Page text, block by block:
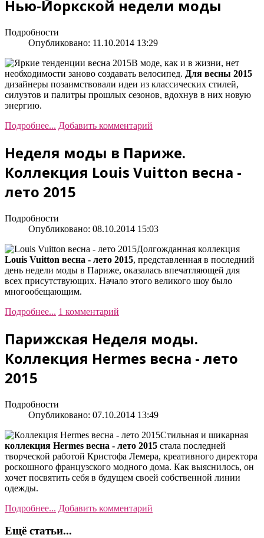
Нью-Йоркской недели моды
Подробности
Опубликовано: 11.10.2014 13:29
В моде, как и в жизни, нет
необходимости заново создавать велосипед. Для весны 2015
дизайнеры позаимствовали идеи из классических стилей,
силуэтов и палитры прошлых сезонов, вдохнув в них новую
энергию.
Подробнее... Добавить комментарий
Неделя моды в Париже.
Коллекция Louis Vuitton весна -
лето 2015
Подробности
Опубликовано: 08.10.2014 15:03
Долгожданная коллекция
Louis Vuitton весна - лето 2015, представленная в последний
день недели моды в Париже, оказалась впечатляющей для
всех присутствующих. Начало этого великого шоу было
многообещающим.
Подробнее... 1 комментарий
Парижская Неделя моды.
Коллекция Hermes весна - лето
2015
Подробности
Опубликовано: 07.10.2014 13:49
Стильная и шикарная
коллекция Hermes весна - лето 2015 стала последней
творческой работой Кристофа Лемера, креативного директора
роскошного французского модного дома. Как выяснилось, он
хочет посвятить себя в будущем своей собственной линии
одежды.
Подробнее... Добавить комментарий
Ещё статьи...